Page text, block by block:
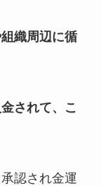
織周辺に循
されて、こ
認され金運